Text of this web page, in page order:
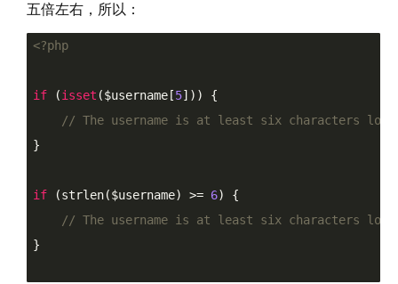
五倍左右，所以：
<?php
if (isset ($username[5])) {
// The username is at least six characters
}
if (strlen($username) >= 6) {
// The username is at least six characters
}